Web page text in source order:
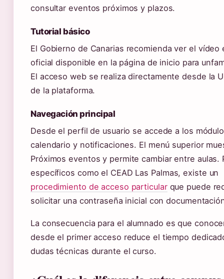
consultar eventos próximos y plazos.
Tutorial básico
El Gobierno de Canarias recomienda ver el vídeo
oficial disponible en la página de inicio para
El acceso web se realiza directamente desde la
de la plataforma.
Navegación principal
Desde el perfil de usuario se accede a los
calendario y notificaciones. El menú superior
Próximos eventos y permite cambiar entre aulas.
específicos como el CEAD Las Palmas, existe un
procedimiento de acceso particularque puede
solicitar una contraseña inicial con
La consecuencia para el alumnado es que
desde el primer acceso reduce el tiempo
dudas técnicas durante el curso.